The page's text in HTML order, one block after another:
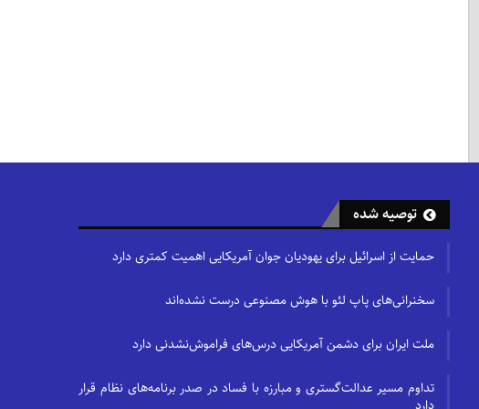
توصیه شده
حمایت از اسرائیل برای یهودیان جوان آمریکایی اهمیت کمتری دارد
سخنرانی‌های پاپ لئو با هوش مصنوعی درست نشده‌اند
ملت ایران برای دشمن آمریکایی درس‌های فراموش‌نشدنی دارد
تداوم مسیر عدالت‌گستری و مبارزه با فساد در صدر برنامه‌های نظام قرار